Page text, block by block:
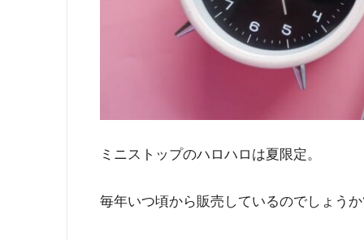
ミニストップのハロハロは夏限定。
毎年いつ頃から販売しているのでしょう